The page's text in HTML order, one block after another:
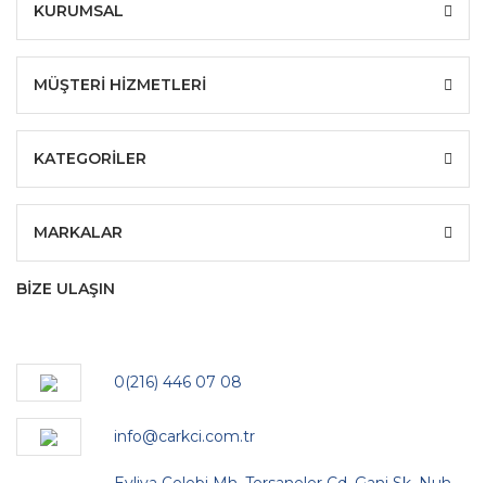
KURUMSAL
MÜŞTERİ HİZMETLERİ
KATEGORİLER
MARKALAR
BİZE ULAŞIN
0(216) 446 07 08
info@carkci.com.tr